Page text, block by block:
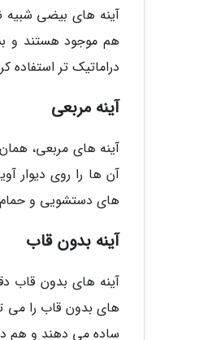
آینه های بیضی شبیه
هم موجود هستند و
دراماتیک تر استفاده
آینه مربعی
آینه های مربعی،
آن ها را روی دیوار
های دستشویی و حمام
آینه بدون قاب
آینه های بدون قاب
های بدون قاب را می
ساده می دهند و هم